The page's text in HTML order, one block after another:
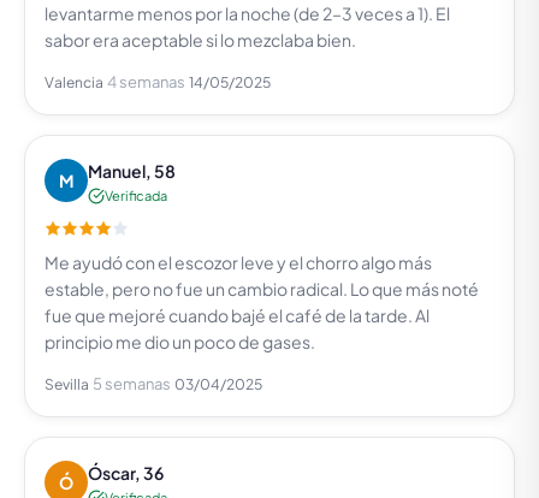
levantarme menos por la noche (de 2–3 veces a 1). El
sabor era aceptable si lo mezclaba bien.
Valencia 4 semanas 14/05/2025
M Manuel, 58
Verificada
Me ayudó con el escozor leve y el chorro algo más
estable, pero no fue un cambio radical. Lo que más noté
fue que mejoré cuando bajé el café de la tarde. Al
principio me dio un poco de gases.
Sevilla 5 semanas 03/04/2025
Ó Óscar, 36